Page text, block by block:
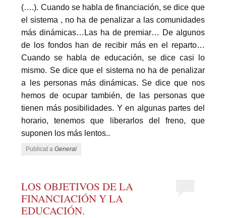
(….). Cuando se habla de financiación, se dice que
el sistema , no ha de penalizar a las comunidades
más dinámicas…Las ha de premiar… De algunos
de los fondos han de recibir más en el reparto…
Cuando se habla de educación, se dice casi lo
mismo. Se dice que el sistema no ha de penalizar
a les personas más dinámicas. Se dice que nos
hemos de ocupar también, de las personas que
tienen más posibilidades. Y en algunas partes del
horario, tenemos que liberarlos del freno, que
suponen los más lentos..
Publicat aGeneral
LOS OBJETIVOS DE LA
FINANCIACIÓN Y LA
EDUCACIÓN.